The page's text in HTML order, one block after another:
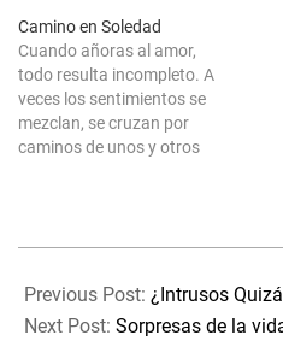
Camino en Soledad
Cuando añoras al amor,
todo resulta incompleto. A
veces los sentimientos se
mezclan, se cruzan por
caminos de unos y otros
que se siente en paz sabe
recuerda un…
11-
15
Previous Post: ¿Intrusos
Next Post: Sorpresas de la